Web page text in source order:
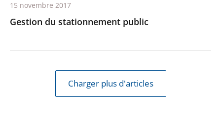
Gestion du stationnement public
15 novembre 2017
Charger plus d'articles